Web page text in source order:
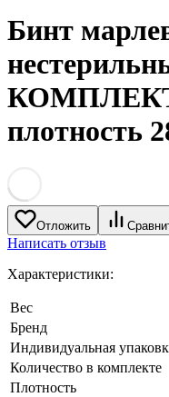
Бинт
КОМПЛЕКТ
плотность
Отложить
Написать отзыв
Характеристики:
Вес
Бренд
Индивидуальная
Количество в комплекте
Плотность